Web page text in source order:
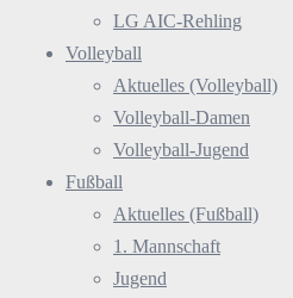
LG AIC-Rehling
Volleyball
Aktuelles (Volleyball)
Volleyball-Damen
Volleyball-Jugend
Fußball
Aktuelles (Fußball)
1. Mannschaft
Jugend